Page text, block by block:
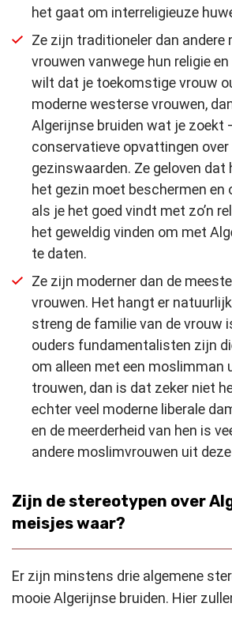
het gaat om interreligieuze
Ze zijn traditioneler dan andere
vrouwen vanwege hun religie
wilt dat je toekomstige vrouw
moderne westerse vrouwen,
Algerijnse bruiden wat je zoekt
conservatieve opvattingen over
gezinswaarden. Ze geloven dat
het gezin moet beschermen en
als je het goed vindt met zo’n
het geweldig vinden om met
te daten.
Ze zijn moderner dan de
vrouwen. Het hangt er
streng de familie van de vrouw
ouders fundamentalisten zijn
om alleen met een moslimman
trouwen, dan is dat zeker niet
echter veel moderne liberale
en de meerderheid van hen is
andere moslimvrouwen uit
Zijn de stereotypen over
meisjes waar?
Er zijn minstens drie algemene
mooie Algerijnse bruiden. Hier